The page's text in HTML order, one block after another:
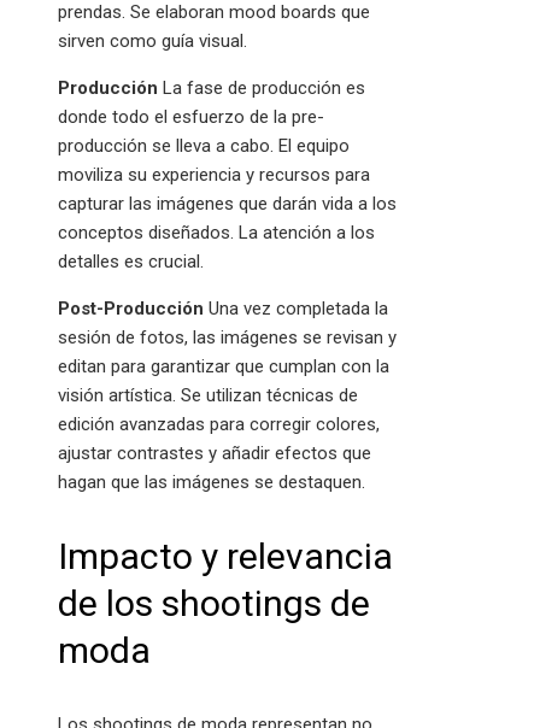
prendas. Se elaboran mood boards que
sirven como guía visual.
Producción La fase de producción es
donde todo el esfuerzo de la pre-
producción se lleva a cabo. El equipo
moviliza su experiencia y recursos para
capturar las imágenes que darán vida a los
conceptos diseñados. La atención a los
detalles es crucial.
Post-Producción Una vez completada la
sesión de fotos, las imágenes se revisan y
editan para garantizar que cumplan con la
visión artística. Se utilizan técnicas de
edición avanzadas para corregir colores,
ajustar contrastes y añadir efectos que
hagan que las imágenes se destaquen.
Impacto y relevancia
de los shootings de
moda